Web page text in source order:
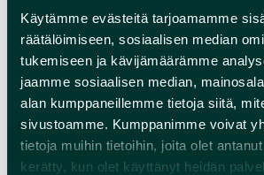
Käytämme evästeitä tarjoamamme
räätälöimiseen, sosiaalisen median
tukemiseen ja kävijämäärämme
jaamme sosiaalisen median,
alan kumppaneillemme tietoja siitä,
sivustoamme. Kumppanimme voivat
tietoja muihin tietoihin, joita olet
kerätty, kun olet käyttänyt heidän
kivikaudelta.
Aikamatka-näyttely löytyy
Geopark -alueen kunnasta,
Utajärveltä ja Vaalasta, joista kukin
oman lähialueensa maiseman
esittelyyn.